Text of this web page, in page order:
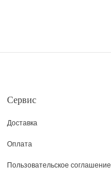
Сервис
Доставка
Оплата
Пользовательское соглашение